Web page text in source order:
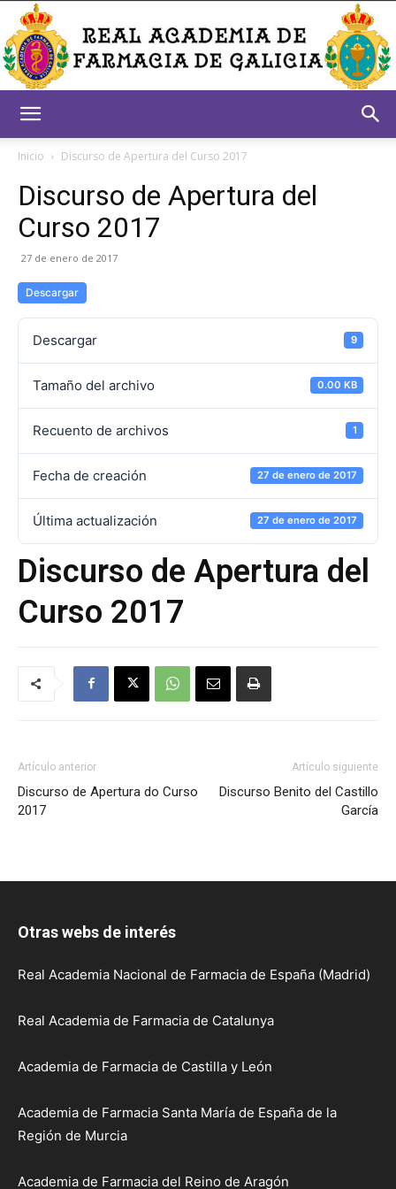
Academia
Farmacia
Inicio Discurso de Apertura del Curso 2017
Discurso de Apertura del
Curso 2017
27 de enero de 2017
Descargar
Descargar 9
Tamaño del archivo 0.00 KB
Recuento de archivos 1
Fecha de creación 27 de enero de 2017
Última actualización 27 de enero de 2017
Discurso de Apertura del
Curso 2017
Artículo anterior
Discurso de Apertura do Curso
2017
Artículo siguiente
Discurso Benito del Castillo
García
Otras webs de interés
Real Academia Nacional de Farmacia de España (Madrid)
Real Academia de Farmacia de Catalunya
Academia de Farmacia de Castilla y León
Academia de Farmacia Santa María de España de la
Región de Murcia
Academia de Farmacia del Reino de Aragón